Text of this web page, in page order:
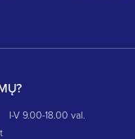
I-V 9.00-18.00 val.